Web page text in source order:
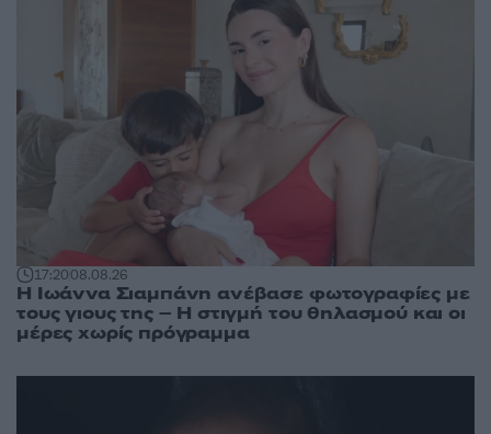
17:2008.08.26
H Ιωάννα Σιαμπάνη ανέβασε φωτογραφίες με
τους γιους της – Η στιγμή του θηλασμού και οι
μέρες χωρίς πρόγραμμα